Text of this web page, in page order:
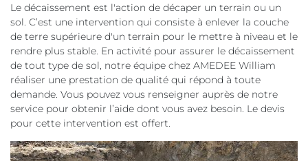
Le décaissement est l'action de décaper un terrain ou un
sol. C’est une intervention qui consiste à enlever la couche
de terre supérieure d'un terrain pour le mettre à niveau et le
rendre plus stable. En activité pour assurer le décaissement
de tout type de sol, notre équipe chez AMEDEE William
réaliser une prestation de qualité qui répond à toute
demande. Vous pouvez vous renseigner auprès de notre
service pour obtenir l’aide dont vous avez besoin. Le devis
pour cette intervention est offert.